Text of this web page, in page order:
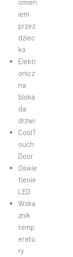
omien
iem
przez
dziec
ko
Elektr
onicz
na
bloka
da
drzwi
CoolT
ouch
Door
Oświe
tlenie
LED
Wska
źnik
temp
eratu
ry